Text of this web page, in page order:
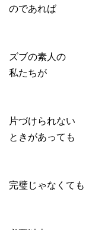
のであれば
ズブの素人の
私たちが
片づけられない
ときがあっても
完璧じゃなくても